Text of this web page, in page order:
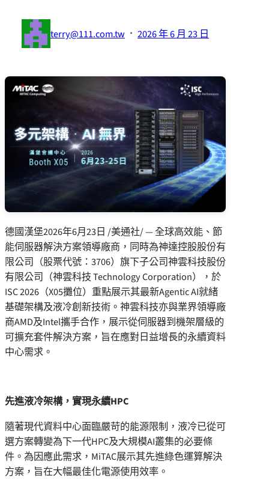
terry@111.com.tw · 2026 年 6 月 23 日
德國漢堡2026年6月23日 /美通社/ — 全球高效能、節
能伺服器解決方案領導廠商，同時為神達控股股份有
限公司（股票代號：3706）旗下子公司神雲科技股份
有限公司（神雲科技 Technology Corporation），於
ISC 2026（X05攤位）重點展示其最新Agentic AI就緒
基礎架構及液冷創新技術。神雲科技亦與業界領導廠
商AMD及Intel攜手合作，展示從伺服器到機架層級的
可擴充套件解決方案，旨在應對日益增長的永續資料
中心需求。
先進液冷架構，實現永續HPC
隨著現代資料中心面臨嚴苛的能源限制，液冷已從可
選方案轉變為下一代HPC及大規模AI叢集的必要條
件。為因應此需求，MiTAC展示其先進綠色運算解決
方案，旨在大幅最佳化電源使用效率。